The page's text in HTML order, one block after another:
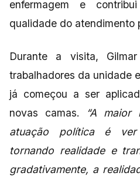
enfermagem e
qualidade do atendimento
Durante a visita,
trabalhadores da unidade
já começou a ser
novas camas.
“A maior
atuação política é
tornando realidade e
gradativamente, a